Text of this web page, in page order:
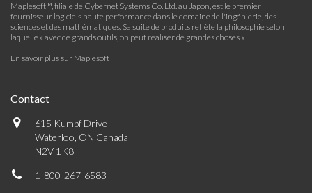
Maplesoft™, filiale de Cybernet Systems Co. Ltd. au Japon, est le premier
fournisseur logiciels haute performance dans le domaine de l'ingénierie, des
sciences et des mathématiques. Sa suite de produits reflète la philosophie selon
laquelle « avec de grands outils, on peut réaliser de grandes choses »
En savoir plus sur Maplesoft
Contact
615 Kumpf Drive
Waterloo, ON Canada
N2V 1K8
1-800-267-6583